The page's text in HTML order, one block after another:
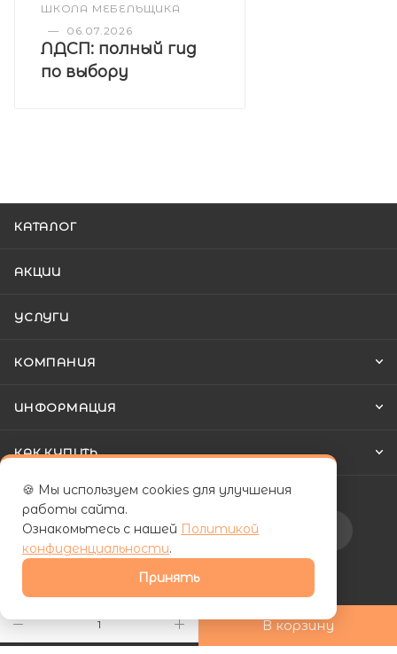
В корзину
ШКОЛА МЕБЕЛЬЩИКА
—
06.07.2026
ЛДСП: полный гид
по выбору
КАТАЛОГ
АКЦИИ
УСЛУГИ
КОМПАНИЯ
ИНФОРМАЦИЯ
КАК КУПИТЬ
Подписаться на рассылку
+7 (800) 555-81-19
ds24marketing@gmail.com
🍪 Мы используем cookies для улучшения
работы сайта.
Ознакомьтесь с нашей Политикой
конфиденциальности.
Принять